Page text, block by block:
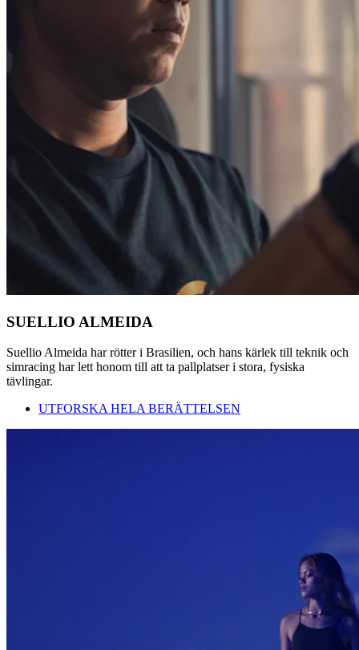
SUELLIO ALMEIDA
Suellio Almeida har rötter i Brasilien, och hans kärlek till teknik och
simracing har lett honom till att ta pallplatser i stora, fysiska
tävlingar.
UTFORSKA HELA BERÄTTELSEN